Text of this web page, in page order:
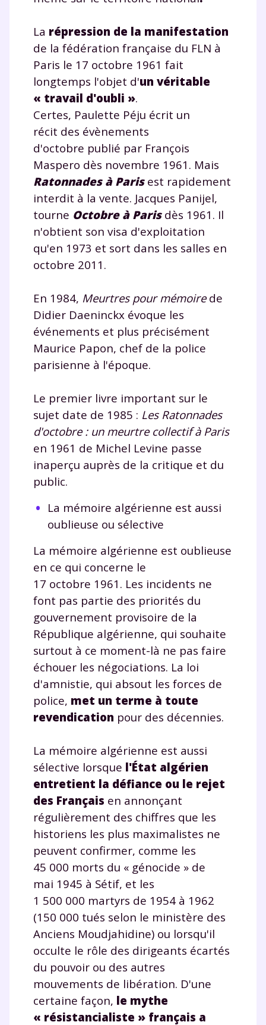
La répression de la manifestation
de la fédération française du FLN à
Paris le 17 octobre 1961 fait
longtemps l'objet d'un véritable
« travail d'oubli ».
Certes, Paulette Péju écrit un
récit des évènements
d'octobre publié par François
Maspero dès novembre 1961. Mais
Ratonnades à Parisest rapidement
interdit à la vente. Jacques Panijel,
tourne Octobre à Parisdès 1961. Il
n'obtient son visa d'exploitation
qu'en 1973 et sort dans les salles en
octobre 2011.
En 1984, Meurtres pour mémoirede
Didier Daeninckx évoque les
événements et plus précisément
Maurice Papon, chef de la police
parisienne à l'époque.
Le premier livre important sur le
sujet date de 1985 : Les Ratonnades
d'octobre : un meurtre collectif à Paris
en 1961 de Michel Levine passe
inaperçu auprès de la critique et du
public.
La mémoire algérienne est aussi
oublieuse ou sélective
La mémoire algérienne est oublieuse
en ce qui concerne le
17 octobre 1961. Les incidents ne
font pas partie des priorités du
gouvernement provisoire de la
République algérienne, qui souhaite
surtout à ce moment-là ne pas faire
échouer les négociations. La loi
d'amnistie, qui absout les forces de
police, met un terme à toute
revendication pour des décennies.
La mémoire algérienne est aussi
sélective lorsque l'État algérien
entretient la défiance ou le rejet
des Français en annonçant
régulièrement des chiffres que les
historiens les plus maximalistes ne
peuvent confirmer, comme les
45 000 morts du « génocide » de
mai 1945 à Sétif, et les
1 500 000 martyrs de 1954 à 1962
(150 000 tués selon le ministère des
Anciens Moudjahidine) ou lorsqu'il
occulte le rôle des dirigeants écartés
du pouvoir ou des autres
mouvements de libération. D'une
certaine façon, le mythe
« résistancialiste » français a
Tout le programme scolaire du CP à
Des profs expérimentés disponibles
à la demande par tchat, audio ou
vidéo
TESTER GRATUITEMENT
* Votre code d'accès sera envoyé à cette adresse e-mail. En
renseignant votre e-mail, vous consentez à ce que vos
données à caractère personnel soient traitées par SEJER, sous
la marque myMaxicours, afin que SEJER puisse vous donner
accès au service de soutien scolaire pendant 24h. Pour en
savoir plus sur la gestion de vos données personnelles et
pour exercer vos droits, vous pouvez consulter notre
charte.
J’accepte de recevoir les actualités et des
Votre adresse e-mail sera exclusivement utilisée pour
vous envoyer notre newsletter. Vous pourrez vous
désinscrire à tout moment, à travers le lien de
désinscription présent dans chaque newsletter. Pour
en savoir plus sur la gestion de vos données
notre charte